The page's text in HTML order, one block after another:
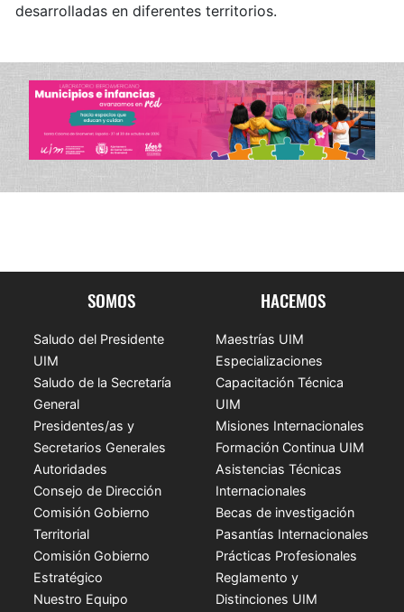
desarrolladas en diferentes territorios.
SOMOS
Saludo del Presidente
UIM
Saludo de la Secretaría
General
Presidentes/as y
Secretarios Generales
Autoridades
Consejo de Dirección
Comisión Gobierno
Territorial
Comisión Gobierno
Estratégico
Nuestro Equipo
HACEMOS
Maestrías UIM
Especializaciones
Capacitación Técnica
UIM
Misiones Internacionales
Formación Continua UIM
Asistencias Técnicas
Internacionales
Becas de investigación
Pasantías Internacionales
Prácticas Profesionales
Reglamento y
Distinciones UIM